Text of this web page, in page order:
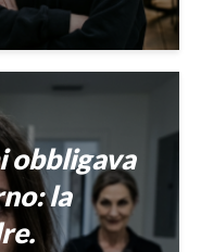
obbligava
la